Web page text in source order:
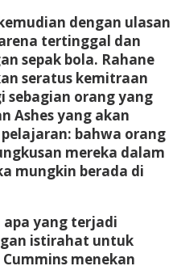
dengan ulasan
tertinggal dan
sepak bola. Rahane
seratus kemitraan
sebagian orang yang
Ashes yang akan
bahwa orang
mereka dalam
mungkin berada di
apa yang terjadi
istirahat untuk
menekan